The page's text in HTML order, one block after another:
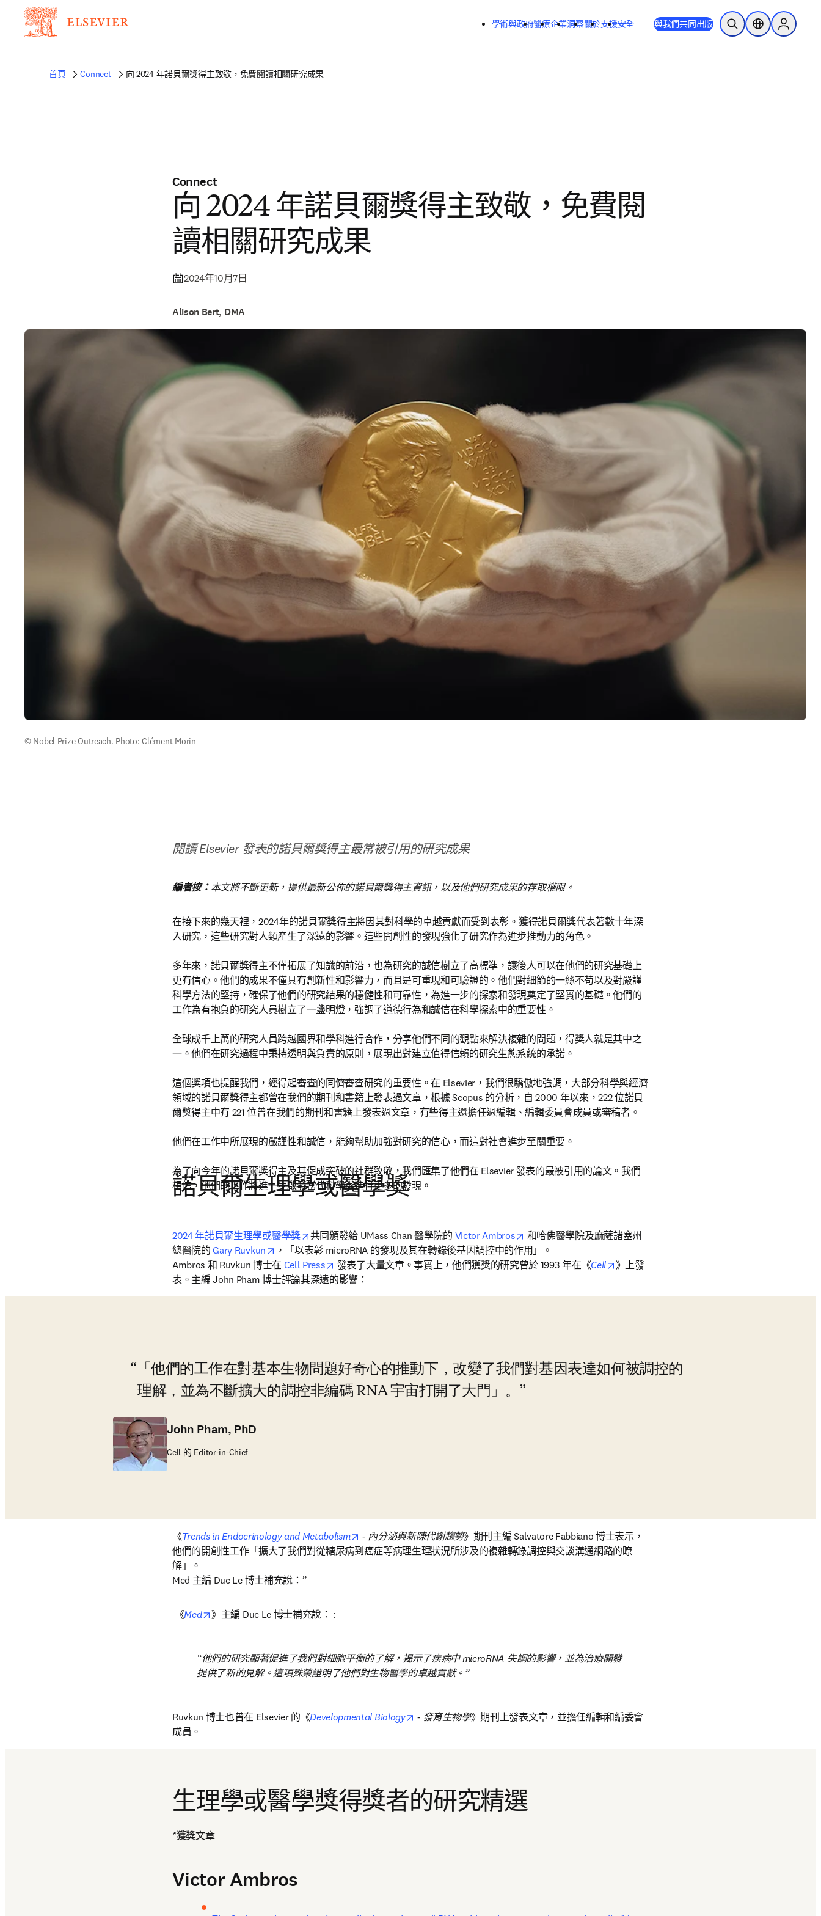
學術與政府醫療企業洞察關於支援安全 與我們共同出版 公開搜尋位置選擇器Sign in to
首頁 Connect 向 2024 年諾貝爾獎得主致敬，免費閱讀相關研究成果
Connect
向 2024 年諾貝爾獎得主致敬，免費閱
讀相關研究成果
2024年10月7日
Alison Bert, DMA
© Nobel Prize Outreach. Photo: Clément Morin
閱讀 Elsevier 發表的諾貝爾獎得主最常被引用的研究成果
編者按： 本文將不斷更新，提供最新公佈的諾貝爾獎得主資訊，以及他們研究成果的存取權限。
在接下來的幾天裡，2024年的諾貝爾獎得主將因其對科學的卓越貢獻而受到表彰。獲得諾貝爾獎代表著數十年深
入研究，這些研究對人類產生了深遠的影響。這些開創性的發現強化了研究作為進步推動力的角色。
多年來，諾貝爾獎得主不僅拓展了知識的前沿，也為研究的誠信樹立了高標準，讓後人可以在他們的研究基礎上
更有信心。他們的成果不僅具有創新性和影響力，而且是可重現和可驗證的。他們對細節的一絲不苟以及對嚴謹
科學方法的堅持，確保了他們的研究結果的穩健性和可靠性，為進一步的探索和發現奠定了堅實的基礎。他們的
工作為有抱負的研究人員樹立了一盞明燈，強調了道德行為和誠信在科學探索中的重要性。
全球成千上萬的研究人員跨越國界和學科進行合作，分享他們不同的觀點來解決複雜的問題，得獎人就是其中之
一。他們在研究過程中秉持透明與負責的原則，展現出對建立值得信賴的研究生態系統的承諾。
這個獎項也提醒我們，經得起審查的同儕審查研究的重要性。在 Elsevier，我們很驕傲地強調，大部分科學與經濟
領域的諾貝爾獎得主都曾在我們的期刊和書籍上發表過文章，根據 Scopus 的分析，自 2000 年以來，222 位諾貝
爾獎得主中有 221 位曾在我們的期刊和書籍上發表過文章，有些得主還擔任過編輯、編輯委員會成員或審稿者。
他們在工作中所展現的嚴謹性和誠信，能夠幫助加強對研究的信心，而這對社會進步至關重要
為了向今年的諾貝爾獎得主及其促成突破的社群致敬，我們匯集了他們在 Elsevier 發表的最被引用的論文。我們
相信，他們的工作將進一步啟發當代科學家進行更多的發現。
諾貝爾生理學或醫學獎
2024 年諾貝爾生理學或醫學獎 opens in new tab/window
共同頒發給 UMass Chan 醫學院的 Victor Ambros opens in new tab/window
和哈佛醫學院及麻薩諸塞州
總醫院的 Gary Ruvkun opens in new tab/window
，「以表彰 microRNA 的發現及其在轉錄後基因調控中的作用」。
Ambros 和 Ruvkun 博士在 Cell Press opens in new tab/window
發表了大量文章。事實上，他們獲獎的研究曾於 1993 年在《Cell opens in new tab/window
》上發
表。主編 John Pham 博士評論其深遠的影響：
「他們的工作在對基本生物問題好奇心的推動下，改變了我們對基因表達如何被調控的
理解，並為不斷擴大的調控非編碼 RNA 宇宙打開了大門」。
John Pham, PhD
Cell 的 Editor-in-Chief
《Trends in Endocrinology and Metabolism opens in new tab/window
- 內分泌與新陳代謝趨勢》期刊主編 Salvatore Fabbiano 博士表示，
他們的開創性工作「擴大了我們對從糖尿病到癌症等病理生理狀況所涉及的複雜轉錄調控與交談溝通網路的瞭
解」。
Med 主編 Duc Le 博士補充說：”
《Med opens in new tab/window
》主編 Duc Le 博士補充說： :
他們的研究顯著促進了我們對細胞平衡的了解，揭示了疾病中 microRNA 失調的影響，並為治療開發
提供了新的見解。這項殊榮證明了他們對生物醫學的卓越貢獻。
Ruvkun 博士也曾在 Elsevier 的《Developmental Biology opens in new tab/window
- 發育生物學》期刊上發表文章，並擔任編輯和編委會
成員。
生理學或醫學獎得獎者的研究精選
*獲獎文章
Victor Ambros